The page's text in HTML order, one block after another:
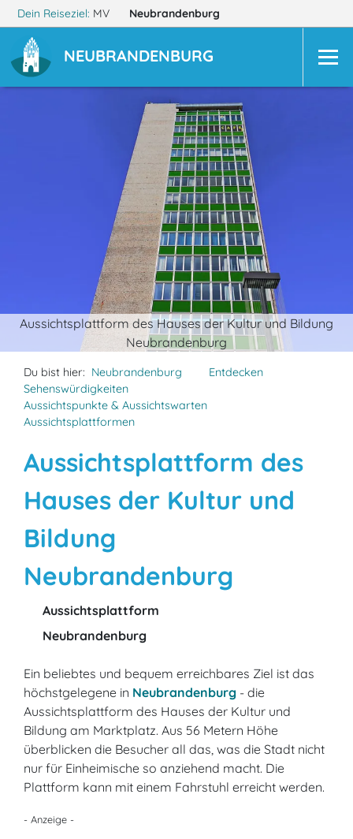
Dein Reiseziel: MV Neubrandenburg
NEUBRANDENBURG
Aussichtsplattform des Hauses der Kultur und Bildung
Neubrandenburg
Du bist hier: Neubrandenburg
Entdecken
Sehenswürdigkeiten
Aussichtspunkte & Aussichtswarten
Aussichtsplattformen
Aussichtsplattform des
Hauses der Kultur und
Bildung
Neubrandenburg
Aussichtsplattform
Neubrandenburg
Ein beliebtes und bequem erreichbares Ziel ist das
höchstgelegene in Neubrandenburg - die
Aussichtsplattform des Hauses der Kultur und
Bildung am Marktplatz. Aus 56 Metern Höhe
überblicken die Besucher all das, was die Stadt nicht
nur für Einheimische so anziehend macht. Die
Plattform kann mit einem Fahrstuhl erreicht werden.
- Anzeige -